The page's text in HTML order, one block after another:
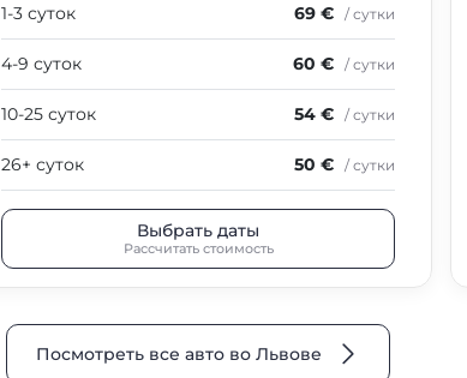
1-3 суток 69 € / сутки
4-9 суток 60 € / сутки
10-25 суток 54 € / сутки
26+ суток 50 € / сутки
Выбрать даты
Рассчитать стоимость
Посмотреть все авто во Львове